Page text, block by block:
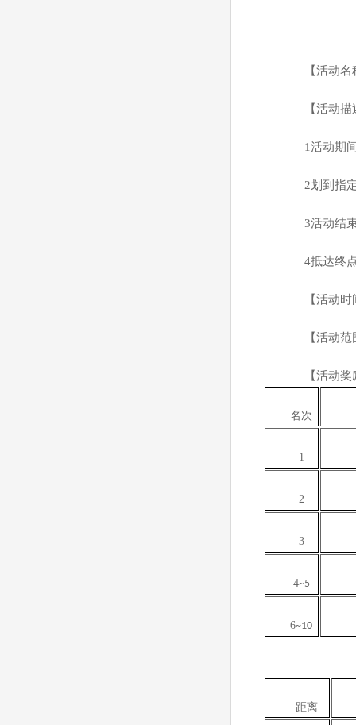
【活动
【活动
1活动期
2划到指
3活动结
4抵达终
【活动
【活动
【活动
名次
1
2
3
4~5
6~10
距离